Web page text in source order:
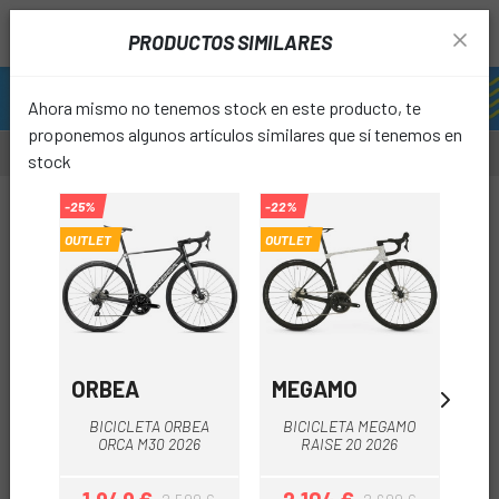
OUTLET
PRODUCTOS SIMILARES
Ahora mismo no tenemos stock en este producto, te
proponemos algunos artículos similares que sí tenemos en
stock
-25%
OUTLET
ORBEA
BICICLETA ORBEA
ORCA M30 2026
-22%
OUTLET
MEGAMO
BICICLETA MEGAMO
RAISE 20 2026